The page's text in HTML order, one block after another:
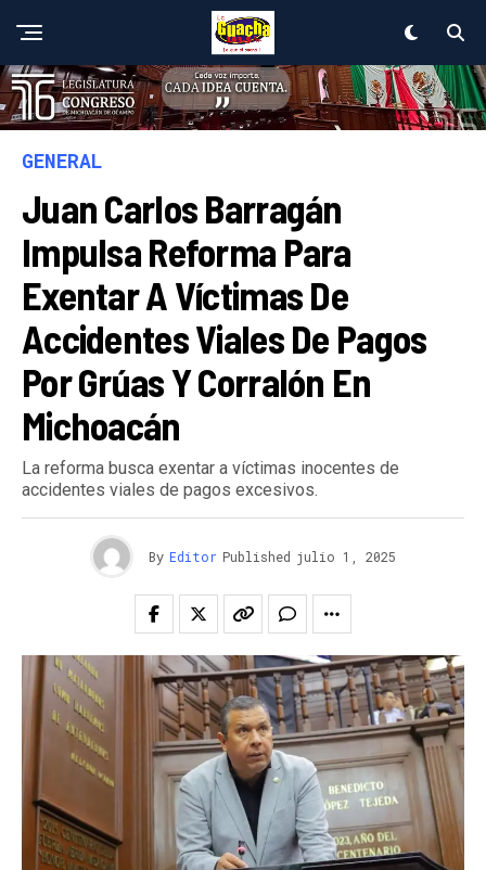
GENERAL
Juan Carlos Barragán
Impulsa Reforma Para
Exentar A Víctimas De
Accidentes Viales De Pagos
Por Grúas Y Corralón En
Michoacán
La reforma busca exentar a víctimas inocentes de
accidentes viales de pagos excesivos.
By Editor Published julio 1, 2025